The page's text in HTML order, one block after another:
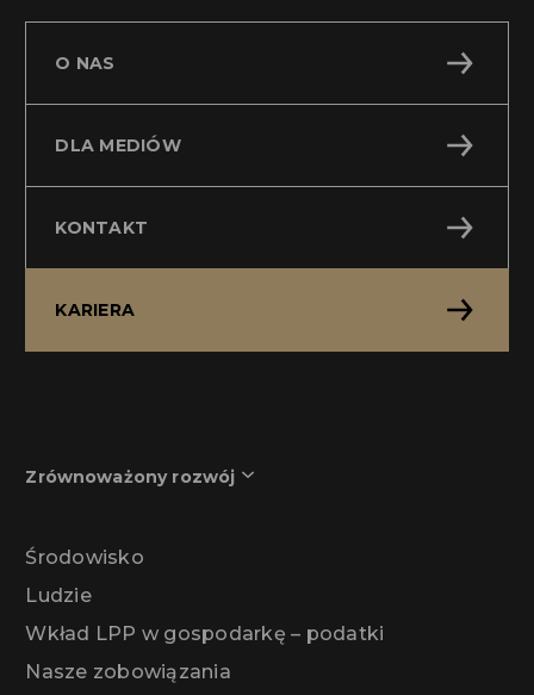
O NAS
DLA MEDIÓW
KONTAKT
KARIERA
Zrównoważony rozwój
Środowisko
Ludzie
Wkład LPP w gospodarkę – podatki
Nasze zobowiązania